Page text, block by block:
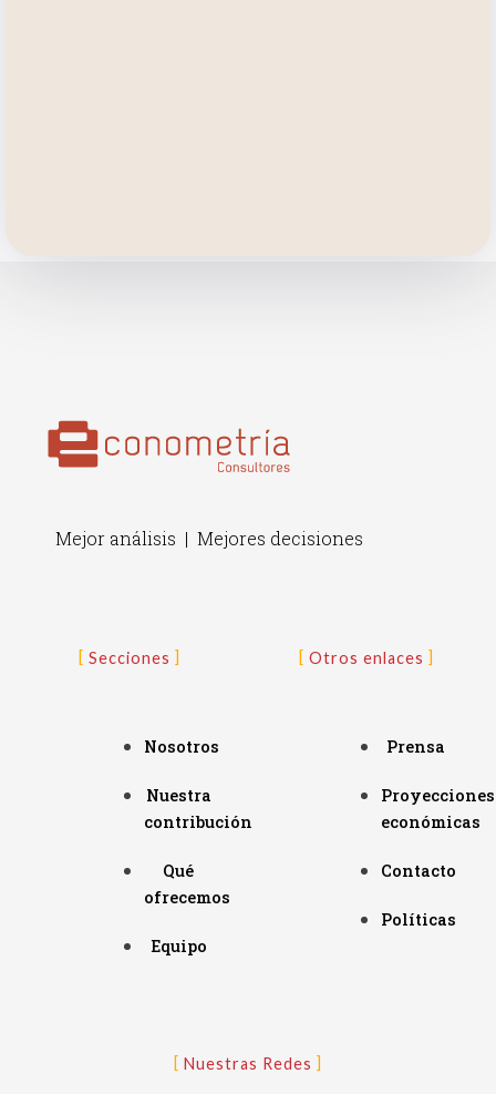
Mejor análisis | Mejores decisiones
Secciones
Nosotros
Nuestra
contribución
Qué
ofrecemos
Equipo
Otros enlaces
Prensa
Proyecciones
económicas
Contacto
Políticas
Nuestras Redes